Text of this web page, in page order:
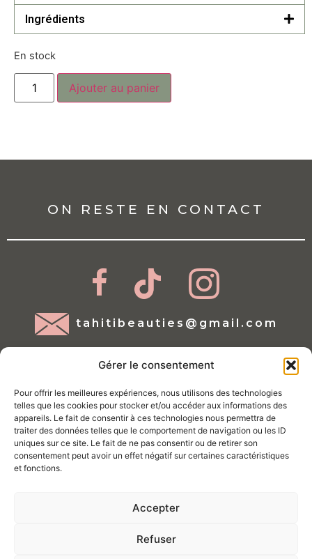
Gérer le consentement
Pour offrir les meilleures expériences, nous utilisons des technologies
telles que les cookies pour stocker et/ou accéder aux informations des
appareils. Le fait de consentir à ces technologies nous permettra de
traiter des données telles que le comportement de navigation ou les ID
uniques sur ce site. Le fait de ne pas consentir ou de retirer son
consentement peut avoir un effet négatif sur certaines caractéristiques
et fonctions.
Accepter
Refuser
Ingrédients
En stock
Ajouter au panier
ON RESTE EN CONTACT
tahitibeauties@gmail.com
Mentions légales
Conditions d'utilisations
Politique de confidentialité
Conditions générales de vente